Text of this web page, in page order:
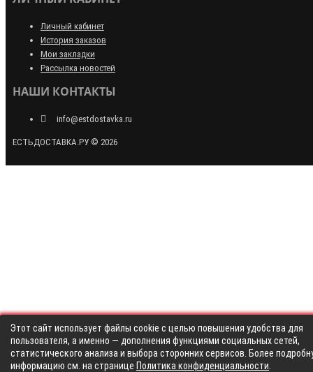
Личный кабинет
История заказов
Мои закладки
Рассылка новостей
НАШИ КОНТАКТЫ
info@estdostavka.ru
ЕСТЬДОСТАВКА.РУ © 2026
Этот сайт использует файлы cookie с целью повышения удобства для
пользователя, а именно — дополнения функциями социальных сетей,
статистического анализа и выбора сторонних сервисов. Более
информацию см. на странице Политика конфиденциальности